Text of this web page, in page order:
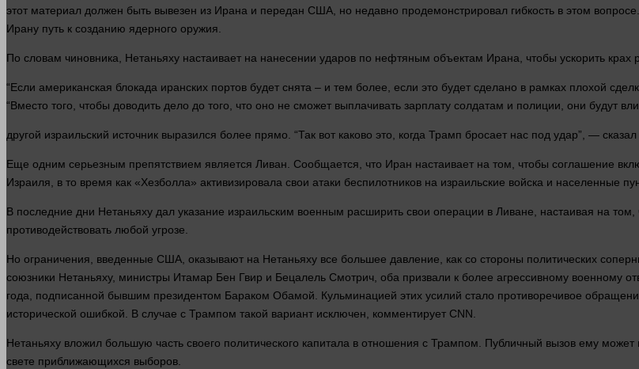
этот материал должен быть вывезен из Ирана и передан США, но недавно продемонстрировал гибкость в этом
Ирану путь к созданию ядерного оружия.
По словам чиновника, Нетаньяху настаивает на нанесении ударов по нефтяным объектам Ирана, чтобы ускорить крах
“Если американская блокада иранских портов будет снята – и тем более, если это будет сделано в рамках плохой
“Вместо того, чтобы доводить дело до того, что оно не сможет выплачивать зарплату солдатам и полиции, они будут
другой израильский источник выразился более прямо . “Так вот каково это, когда Трамп бросает нас под удар”, — сказал
Еще одним серьезным препятствием является Ливан. Сообщается, что Иран настаивает на том, чтобы соглашение
Израиля, в то время как «Хезболла» активизировала свои атаки беспилотников на израильские войска и населенные
В последние дни Нетаньяху дал указание израильским военным расширить свои операции в Ливане, настаивая на
противодействовать любой угрозе.
Но ограничения, введенные США, оказывают на Нетаньяху все большее давление , как со стороны политических
союзники Нетаньяху, министры Итамар Бен Гвир и Бецалель Смотрич, оба призвали к более агрессивному военному
года , подписанной бывшим президентом Бараком Обамой. Кульминацией этих усилий стало противоречивое
исторической ошибкой. В случае с Трампом такой вариант исключен, комментирует CNN.
Нетаньяху вложил большую часть своего политического капитала в отношения с Трампом. Публичный вызов ему
свете приближающихся выборов.